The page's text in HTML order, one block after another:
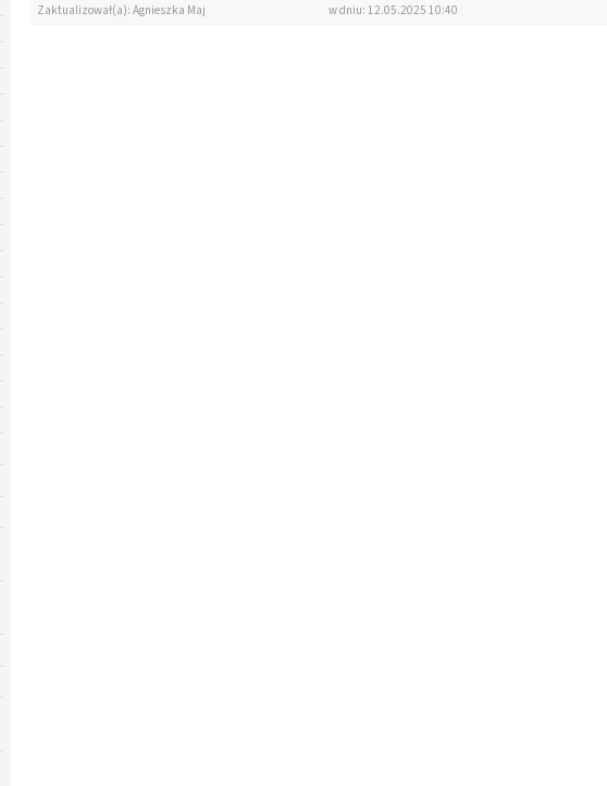
Zaktualizował(a): Agnieszka Maj
w dniu: 12.05.2025 10:40